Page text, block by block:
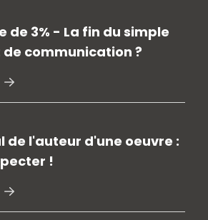
de 3% - La fin du simple
communication ?
de l'auteur d'une oeuvre :
!